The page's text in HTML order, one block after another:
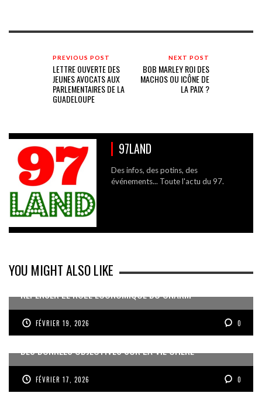
PREVIOUS POST
LETTRE OUVERTE DES
JEUNES AVOCATS AUX
PARLEMENTAIRES DE LA
GUADELOUPE
NEXT POST
BOB MARLEY ROI DES
MACHOS OU ICÔNE DE
LA PAIX ?
97LAND
Des infos, des potins, des
événements... Toute l'actu du 97.
YOU MIGHT ALSO LIKE
REPENSER LE RÔLE ÉCONOMIQUE DU CNARM
FÉVRIER 19, 2026 0
DES DONNÉES OBJECTIVES SUR LA VIE CHÈRE
FÉVRIER 17, 2026 0